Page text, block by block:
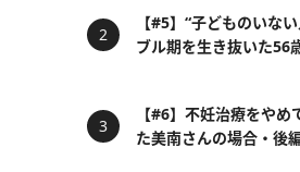
【#5】“子どものいな
ブル期を生き抜いた56
【#6】不妊治療をや
た美南さんの場合・後